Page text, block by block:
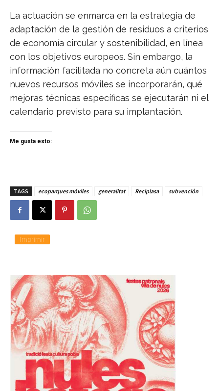
La actuación se enmarca en la estrategia de
adaptación de la gestión de residuos a criterios
de economía circular y sostenibilidad, en línea
con los objetivos europeos. Sin embargo, la
información facilitada no concreta aún cuántos
nuevos recursos móviles se incorporarán, qué
mejoras técnicas específicas se ejecutarán ni el
calendario previsto para su implantación.
Me gusta esto:
TAGS ecoparques móviles generalitat Reciplasa subvención
Imprimir